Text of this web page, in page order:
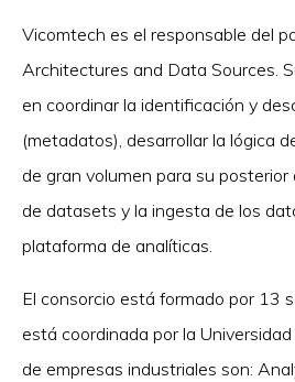
Vicomtech es el responsable del
Architectures and Data Sources.
en coordinar la identificación y
(metadatos), desarrollar la lógica
de gran volumen para su posterior
de datasets y la ingesta de los
plataforma de analíticas.
El consorcio está formado por 13
está coordinada por la
de empresas industriales son: